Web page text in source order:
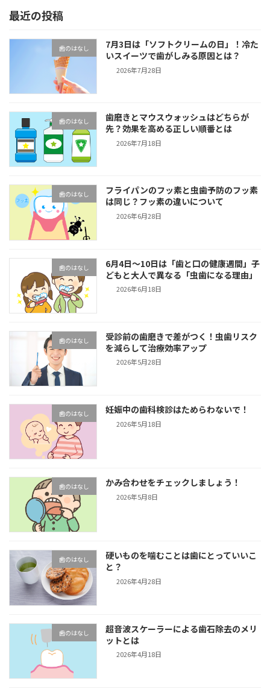
最近の投稿
歯のはなし
7月3日は「ソフトクリームの日」！冷た
いスイーツで歯がしみる原因とは？
2026年7月28日
歯のはなし
歯磨きとマウスウォッシュはどちらが
先？効果を高める正しい順番とは
2026年7月18日
歯のはなし
フライパンのフッ素と虫歯予防のフッ素
は同じ？フッ素の違いについて
2026年6月28日
歯のはなし
6月4日～10日は「歯と口の健康週間」子
どもと大人で異なる「虫歯になる理由」
2026年6月18日
歯のはなし
受診前の歯磨きで差がつく！虫歯リスク
を減らして治療効率アップ
2026年5月28日
歯のはなし 妊娠中の歯科検診はためらわないで！
2026年5月18日
歯のはなし かみ合わせをチェックしましょう！
2026年5月8日
歯のはなし
硬いものを噛むことは歯にとっていいこ
と？
2026年4月28日
歯のはなし
超音波スケーラーによる歯石除去のメリ
ットとは
2026年4月18日